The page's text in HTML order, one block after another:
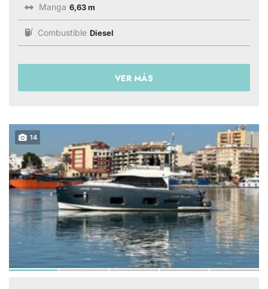
Manga 6,63 m
Combustible Diesel
VER MÁS
14